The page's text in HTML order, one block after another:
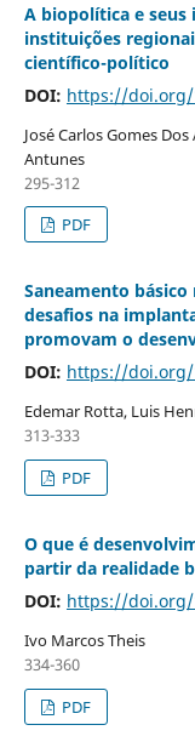
A biopolítica e
instituições
científico-político
DOI: https://doi.org/
José Carlos Gomes
Antunes
295-312
PDF
Saneamento
desafios na
promovam o
DOI: https://doi.org/
Edemar Rotta, Luis
313-333
PDF
O que é
partir da realidade
DOI: https://doi.org/
Ivo Marcos Theis
334-360
PDF